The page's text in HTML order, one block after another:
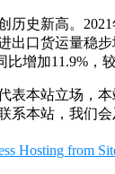
历史新高。
出口货运量稳
比增加11.9%，
表本站立场，
系本站，我们会